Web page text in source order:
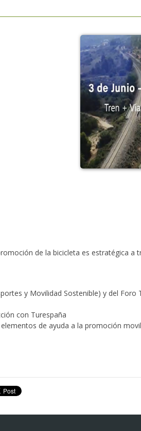
de la bicicleta es estratégica a
y Movilidad Sostenible) y del Foro
con Turespaña
de ayuda a la promoción